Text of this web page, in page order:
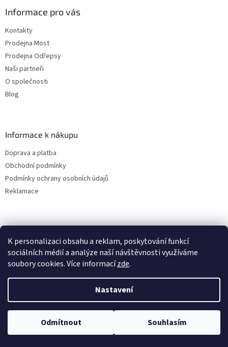
K personalizaci obsahu a reklam, poskytování funkcí
sociálních médií a analýze naší návštěvnosti využíváme
soubory cookies. Více informacízde.
Nastavení
Odmítnout Souhlasím
Informace pro vás
Kontakty
Prodejna Most
Prodejna Odřepsy
Naši partneři
O společnosti
Blog
Informace k nákupu
Doprava a platba
Obchodní podmínky
Podmínky ochrany osobních údajů
Reklamace
Copyright 2026ALBAKMEN. Všechna práva vyhrazena.Upravit